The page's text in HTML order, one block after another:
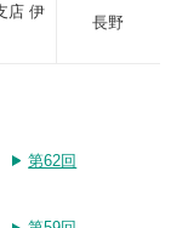
店 伊
長野
第62回